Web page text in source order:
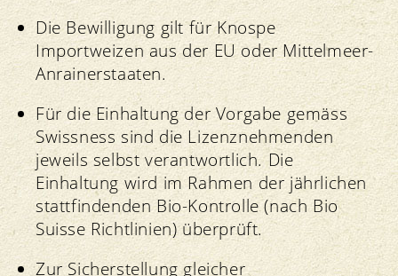
Die Bewilligung gilt für Knospe
Importweizen aus der EU oder Mittelmeer-
Anrainerstaaten.
Für die Einhaltung der Vorgabe gemäss
Swissness sind die Lizenznehmenden
jeweils selbst verantwortlich. Die
Einhaltung wird im Rahmen der jährlichen
stattfindenden Bio-Kontrolle (nach Bio
Suisse Richtlinien) überprüft.
Zur Sicherstellung gleicher